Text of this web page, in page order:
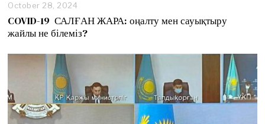
October 28, 2024
c
t
o
,
COVID-19 САЛҒАН ЖАРА: оңалту мен сауықтыру
жайлы не білеміз?